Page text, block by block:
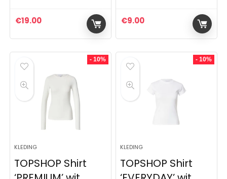
€19.00 €9.00
- 10%
KLEDING
TOPSHOP Shirt
- 10%
KLEDING
TOPSHOP Shirt